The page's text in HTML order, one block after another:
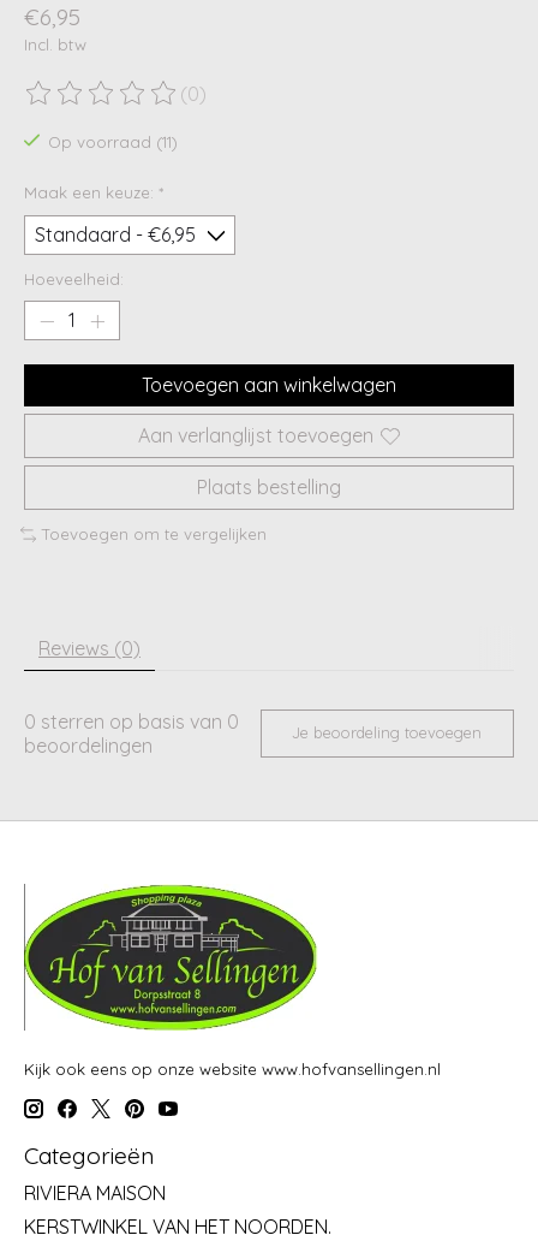
€6,95
Incl. btw
De beoordeling van dit product is
(0)
Op voorraad (11)
Maak een keuze: *
Hoeveelheid:
Toevoegen aan winkelwagen
Aan verlanglijst toevoegen
Plaats bestelling
Toevoegen om te vergelijken
Reviews (0)
0 sterren op basis van 0
beoordelingen
Je beoordeling toevoegen
Kijk ook eens op onze website www.hofvansellingen.nl
Categorieën
RIVIERA MAISON
KERSTWINKEL VAN HET NOORDEN.